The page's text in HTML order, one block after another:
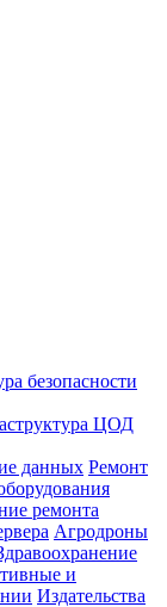
безопасности
ЦОД
данных Ремонт
ремонта
Агродроны
и
Издательства